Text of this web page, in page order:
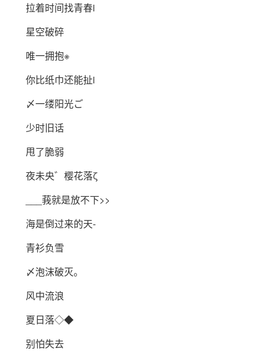
拉着时间找青春i
星空破碎
唯一拥抱※
你比纸巾还能扯i
〆一缕阳光ご
少时旧话
甩了脆弱
夜未央゛樱花落ζ
___莪就是放不下>>
海是倒过来的天-
青衫负雪
〆泡沫破灭。
风中流浪
夏日落◇◆
别怕失去